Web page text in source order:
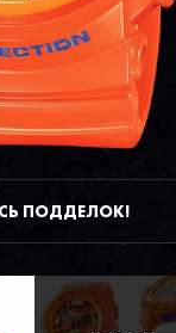
ПОДДЕЛОК!